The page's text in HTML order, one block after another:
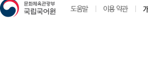
도움말 이용 약관